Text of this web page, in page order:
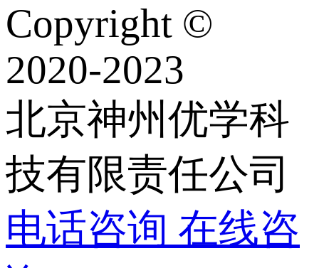
Copyright ©
2020-2023
北京神州优学科
技有限责任公司
电话咨询 在线咨